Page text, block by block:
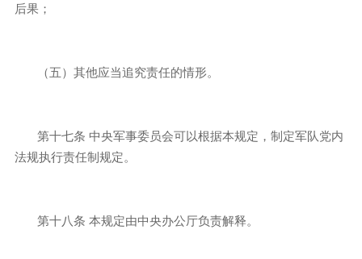
后果；
（五）其他应当追究责任的情形。
第十七条 中央军事委员会可以根据本规定，制定军队党内
法规执行责任制规定。
第十八条 本规定由中央办公厅负责解释。